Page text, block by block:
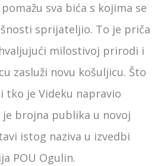
sva bića s kojima se
sprijateljio. To je priča
milostivoj prirodi i
zasluži novu košuljicu. Što
tko je Videku napravio
je brojna publika u novoj
istog naziva u izvedbi
POU Ogulin.